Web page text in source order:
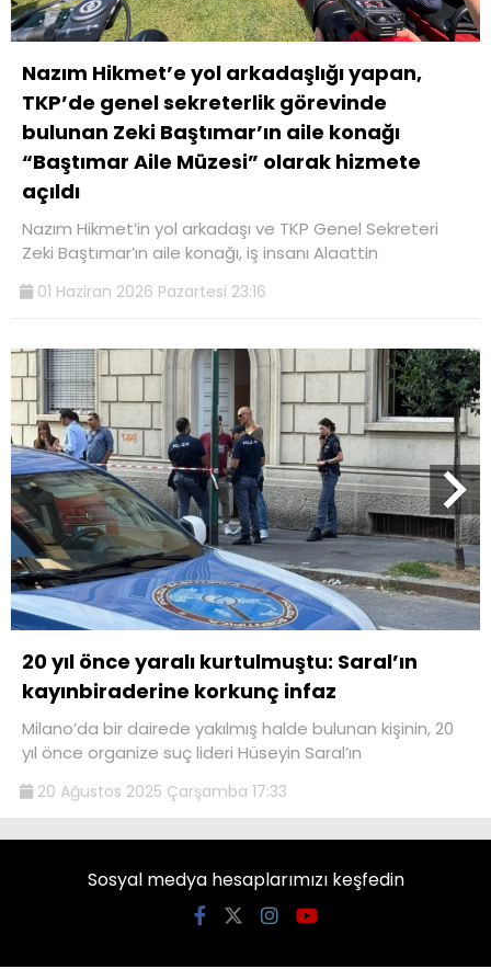
Nazım Hikmet’e yol arkadaşlığı yapan,
TKP’de genel sekreterlik görevinde
bulunan Zeki Baştımar’ın aile konağı
“Baştımar Aile Müzesi” olarak hizmete
açıldı
Nazım Hikmet’in yol arkadaşı ve TKP Genel Sekreteri
Zeki Baştımar’ın aile konağı, iş insanı Alaattin
01 Haziran 2026 Pazartesi 23:16
20 yıl önce yaralı kurtulmuştu: Saral’ın
kayınbiraderine korkunç infaz
Milano’da bir dairede yakılmış halde bulunan kişinin, 20
yıl önce organize suç lideri Hüseyin Saral’ın
20 Ağustos 2025 Çarşamba 17:33
Sosyal medya hesaplarımızı keşfedin